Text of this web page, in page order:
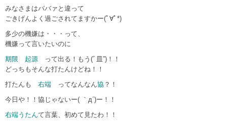
みなさまはババァと違って
ごきげんよく過ごされてますかー(ﾟ∀ﾟ*)
多少の機嫌は・・・って、
機嫌って言いたいのに
期限 起源 って出る！もう(ﾞ皿”)！！
どっちもそんな打たんけどね！！
打たんも 右端 ってなんなん協 ？！
今日や！！協じゃないー( ｀д´)ー！！
右端うたんて言葉、初めて見たわ！！